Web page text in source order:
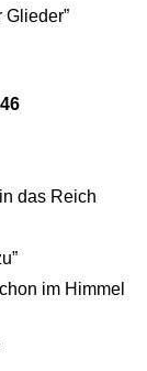
Glieder”
das Reich
im Himmel